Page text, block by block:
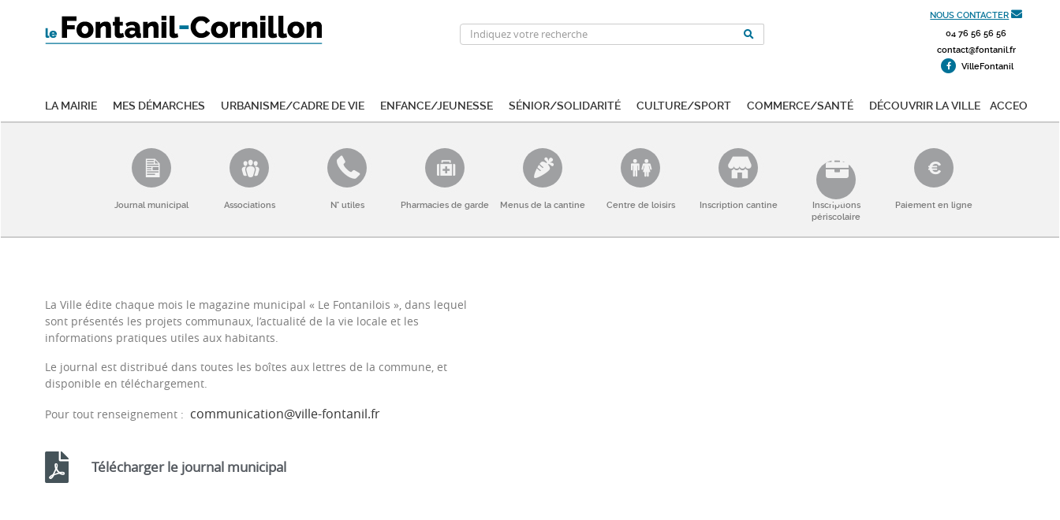
NOUS CONTACTER
04 76 56 56 56
contact@fontanil.fr
VilleFontanil
La mairie Mes démarches Urbanisme/Cadre de vie Enfance/Jeunesse Sénior/Solidarité Culture/Sport Commerce/Santé Découvrir la ville ACCEO
Journal municipal Associations N° utiles Pharmacies de garde Menus de la cantine Centre de loisirs Inscription cantine
Inscriptions
périscolaire
Paiement en ligne
La Ville édite chaque mois le magazine municipal « Le Fontanilois », dans lequel
sont présentés les projets communaux, l’actualité de la vie locale et les
informations pratiques utiles aux habitants.
Le journal est distribué dans toutes les boîtes aux lettres de la commune, et
disponible en téléchargement.
Pour tout renseignement : communication@ville-fontanil.fr
Télécharger le journal municipal